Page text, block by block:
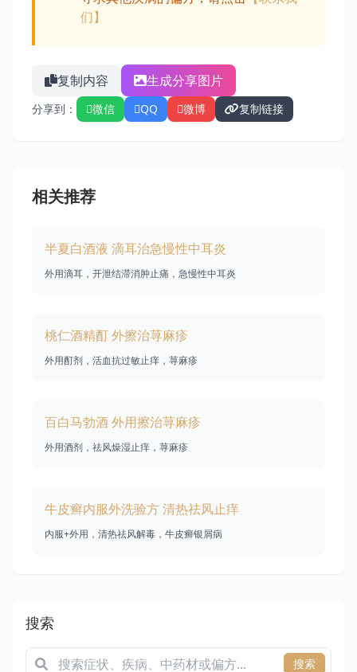
们】
复制内容 生成分享图片
分享到： 微信 QQ 微博 复制链接
相关推荐
半夏白酒液 滴耳治急慢性中耳炎
外用滴耳，开泄结滞消肿止痛，急慢性中耳炎
桃仁酒精酊 外擦治荨麻疹
外用酊剂，活血抗过敏止痒，荨麻疹
百白马勃酒 外用擦治荨麻疹
外用酒剂，祛风燥湿止痒，荨麻疹
牛皮癣内服外洗验方 清热祛风止痒
内服+外用，清热祛风解毒，牛皮癣银屑病
搜索
搜索